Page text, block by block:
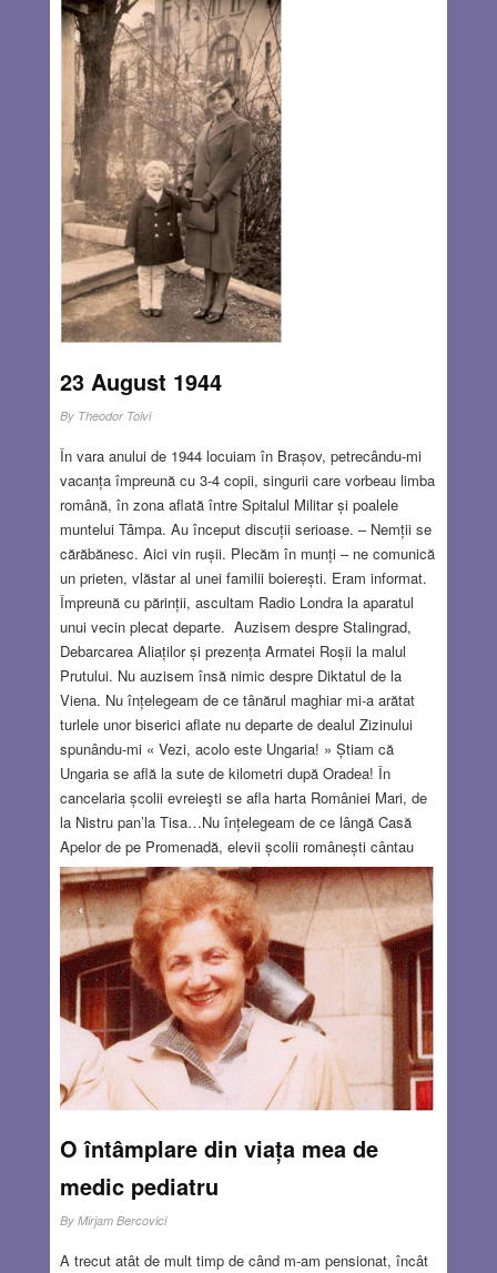
engleză se numește story teller. Și dacă e așa, mi-am
continuat gândurile, hai să vedem ce spun alții despre
diferența între scriitor și povestitor. M-a surprins că nimeni
nu s-a gândit să descrie activitatea povestitorului care își
pune narațiunea în scris, și nu pe viu, în fața unui
auditoriu. Cu alte cuvinte scriitorul scrie și povestitorul
povestește. Și atunci, ce sunt eu?!
AUG 25, 2022
23 August 1944
By Theodor Toivi
În vara anului de 1944 locuiam în Brașov, petrecându-mi
vacanța împreună cu 3-4 copii, singurii care vorbeau limba
română, în zona aflată între Spitalul Militar și poalele
muntelui Tâmpa. Au început discuții serioase. – Nemții se
cărăbănesc. Aici vin rușii. Plecăm în munți – ne comunică
un prieten, vlăstar al unei familii boierești. Eram informat.
Împreună cu părinții, ascultam Radio Londra la aparatul
unui vecin plecat departe. Auzisem despre Stalingrad,
Debarcarea Aliaților și prezența Armatei Roșii la malul
Prutului. Nu auzisem însă nimic despre Diktatul de la
Viena. Nu înțelegeam de ce tânărul maghiar mi-a arătat
turlele unor biserici aflate nu departe de dealul Zizinului
spunându-mi « Vezi, acolo este Ungaria! » Știam că
Ungaria se află la sute de kilometri după Oradea! În
cancelaria școlii evreieşti se afla harta României Mari, de
la Nistru pan’la Tisa…Nu înțelegeam de ce lângă Casă
Apelor de pe Promenadă, elevii școlii românești cântau
scandând: Ardealul, Adealul, noi vrem Ardealul…Nu ştiam
că rămânerea noastră în viaţă a depins de faptul că ne
aflam în Transilvania de Sud, cea nealipită Ungariei
horthiste care în mai 1944 deportase la Auschwitz toată
populaţia evreiască din afara Budapestei. Copiii evrei de
vârsta mea nu aveau nicio şansă să scape cu viaţă. Nu
bănuiam atunci că drumul spre Auschwitz se afla câteva
zeci de kilometri nord-vest de locuința noastră situată pe
strada Carmen Sylva din Brașov! Radio Londra nu
pomenise nimic de lagărele de extreminare
naziste.
Read more…
AUG 25, 2022
O întâmplare din viața mea de
medic pediatru
By Mirjam Bercovici
A trecut atât de mult timp de când m-am pensionat, încât